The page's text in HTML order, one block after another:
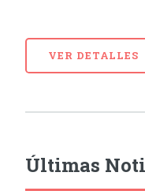
VER DETALLES
Últimas